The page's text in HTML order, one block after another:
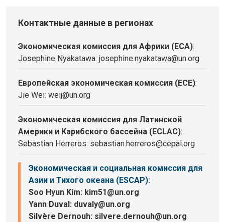
Контактные данные в регионах
Экономическая комиссия для Африки (ECA):
Josephine Nyakatawa: josephine.nyakatawa@un.org
Европейская экономическая комиссия (ECE):
Jie Wei: weij@un.org
Экономическая комиссия для Латинской
Америки и Карибского бассейна (ECLAC):
Sebastian Herreros: sebastian.herreros@cepal.org
Экономическая и социальная комиссия для
Азии и Тихого океана (ESCAP):
Soo Hyun Kim: kim51@un.org
Yann Duval: duvaly@un.org
Silvère Dernouh: silvere.dernouh@un.org